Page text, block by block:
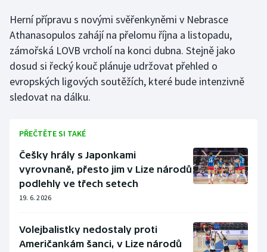
Herní přípravu s novými svěřenkyněmi v Nebrasce
Athanasopulos zahájí na přelomu října a listopadu,
zámořská LOVB vrcholí na konci dubna. Stejně jako
dosud si řecký kouč plánuje udržovat přehled o
evropských ligových soutěžích, které bude intenzivně
sledovat na dálku.
PŘEČTĚTE SI TAKÉ
Češky hrály s Japonkami
vyrovnaně, přesto jim v Lize národů
podlehly ve třech setech
19. 6. 2026
Volejbalistky nedostaly proti
Američankám šanci, v Lize národů